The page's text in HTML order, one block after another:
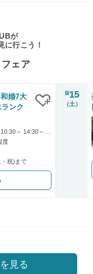
が
に行こう！
ェア
婚7大
ンク
受付時間：9:30～ 10:30～ 14:30～ 15:30～
度
祝)まで
8/15
（土）
見る